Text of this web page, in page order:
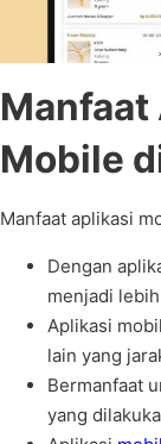
Mobile
Manfaat aplikasi
Dengan
menjadi
Aplikasi
lain yang
Bermanfaat
yang